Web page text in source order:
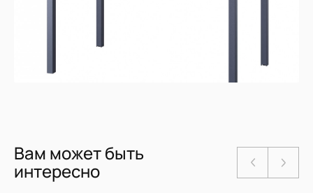
Вам может быть
интересно